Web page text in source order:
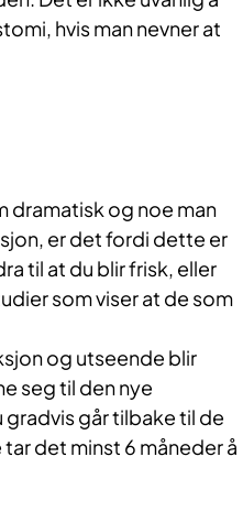
hvis man nevner at
dramatisk og noe man
er det fordi dette er
til at du blir frisk, eller
som viser at de som
og utseende blir
seg til den nye
går tilbake til de
det minst 6 måneder å